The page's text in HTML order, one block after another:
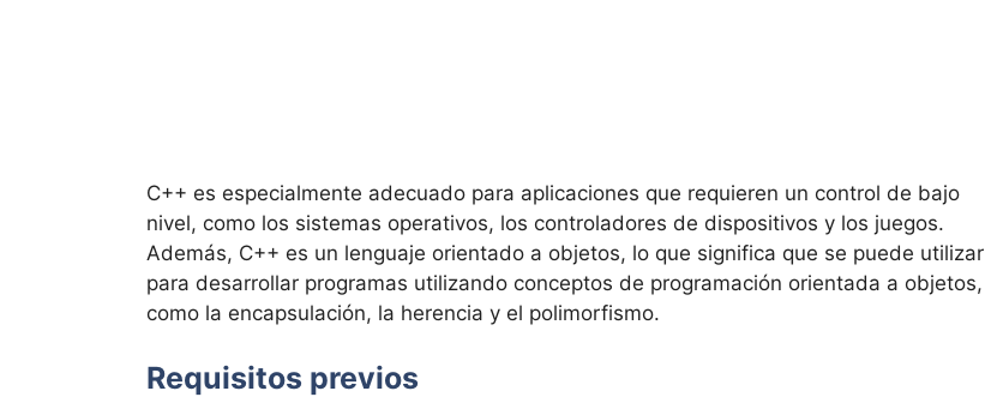
C++ es especialmente adecuado para aplicaciones que requieren un control de bajo
nivel, como los sistemas operativos, los controladores de dispositivos y los juegos.
Además, C++ es un lenguaje orientado a objetos, lo que significa que se puede utilizar
para desarrollar programas utilizando conceptos de programación orientada a objetos,
como la encapsulación, la herencia y el polimorfismo.
Requisitos previos